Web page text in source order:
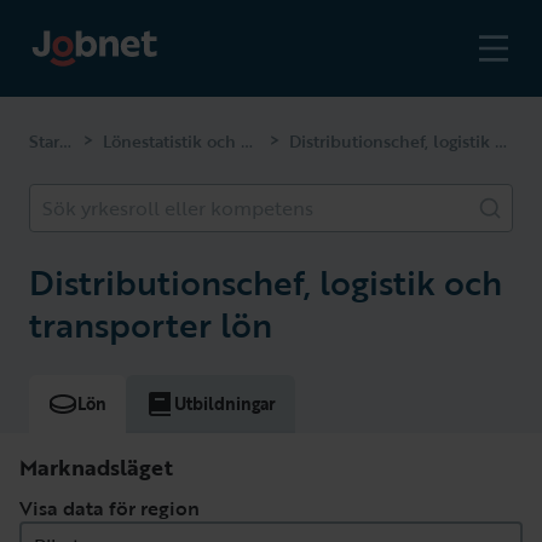
Startsidan > Lönestatistik och kompetenser > Distributionschef, logistik och transporter
Distributionschef, logistik och
transporter lön
Lön Utbildningar
Marknadsläget
Visa data för region